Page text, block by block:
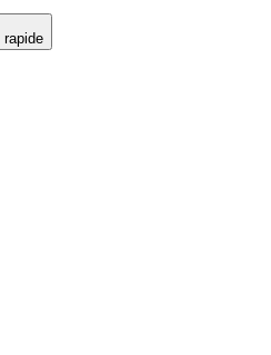
Ruffec
rapide